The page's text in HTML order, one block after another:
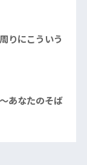
りにこういう
あなたのそば